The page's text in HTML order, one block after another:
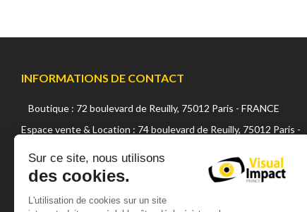
INFORMATIONS DE CONTACT
Boutique : 72 boulevard de Reuilly, 75012 Paris - FRANCE
Espace vente & Location : 74 boulevard de Reuilly, 75012 Paris -
+33 (0) 1 42 22 02 05
sales@visualsfrance.com
Sur ce site, nous utilisons
des cookies.
L'utilisation de cookies sur un site